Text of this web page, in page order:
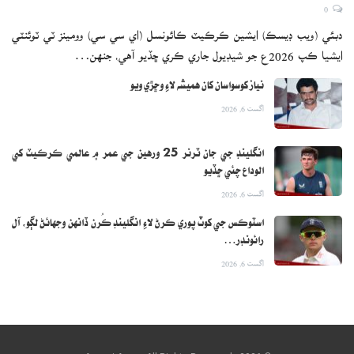
مطلب آهي ته اوهان کي وڌ کان وڌ پاڻي پيئڻ جي ضرورت آهي پر
جيڪڏهن اوهان جي پيشاب جو رنگ گھٽ ڦڪو آهي ته اوهان ڊي
هائڊريشن جو شڪار ناهيو.
دبئي (ويب ڊيسڪ) ايشين ڪرڪيٽ ڪائونسل (اي سي سي) وومينز ٽي ٽوئنٽي
ايشيا ڪپ 2026ع جو شيڊيول جاري ڪري ڇڏيو آهي، جنهن…
نياز کوسواسان کان هميشه لاءِ وڇڙي ويو
اگست 6, 2026
انگلينڊ جي جان ٽرنر 25 ورهين جي عمر ۾ عالمي ڪرڪيٽ کي
الوداع چئي ڇڏيو
اگست 6, 2026
اسٽوڪس جي کوٽ پوري ڪرڻ لاءِ انگلينڊ ڪُرن ڏانهن وجهائڻ لڳو، آل
رائونڊر…
اگست 6, 2026